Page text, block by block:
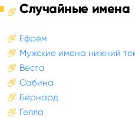
Случайные имена
Ефрем
Мужские имена нижний
Веста
Сабина
Бернард
Гелла